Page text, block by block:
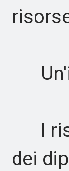
I
dei